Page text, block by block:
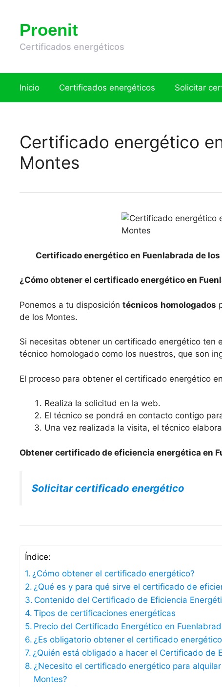
contenidoProenit
Certificados energéticos
Inicio Certificados energéticos Solicitar
Certificado energético
Montes
Certificado energético en Fuenlabrada de los
¿Cómo obtener el certificado energético en
Ponemos a tu disposición técnicos homologados
de los Montes.
Si necesitas obtener un certificado energético ten
técnico homologado como los nuestros, que son
El proceso para obtener el certificado energético
Realiza la solicitud en la web.
El técnico se pondrá en contacto contigo
Una vez realizada la visita, el técnico
Obtener certificado de eficiencia energética en
Solicitar certificado energético
Índice:
¿Cómo obtener el certificado energético?
¿Qué es y para qué sirve el certificado de
Contenido del Certificado de Eficiencia
Tipos de certificaciones energéticas
Precio del Certificado Energético en
¿Es obligatorio obtener el certificado
¿Quién está obligado a hacer el Certificado de
¿Necesito el certificado energético para
Montes?